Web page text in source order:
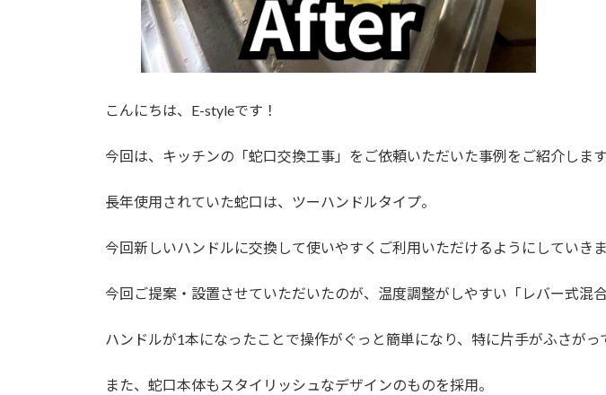
こんにちは、E-styleです！
今回は、キッチンの「蛇口交換工事」をご依頼いただいた事例をご紹介します
長年使用されていた蛇口は、ツーハンドルタイプ。
今回新しいハンドルに交換して使いやすくご利用いただけるようにしていきま
今回ご提案・設置させていただいたのが、温度調整がしやすい「レバー式混合
ハンドルが1本になったことで操作がぐっと簡単になり、特に片手がふさがっ
また、蛇口本体もスタイリッシュなデザインのものを採用。